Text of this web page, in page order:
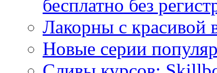
бесплатно без
Лакорны с красивой
Новые серии